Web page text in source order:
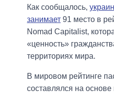
Как сообщалось,
занимает 91 место в
Nomad Capitalist,
«ценность»
территориях мира.
В мировом рейтинге
составлялся на основе